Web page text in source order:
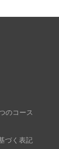
のコース
づく表記